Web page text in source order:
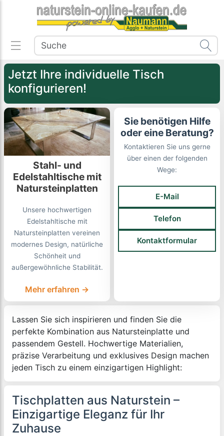
Jetzt Ihre individuelle Tisch
konfigurieren!
Stahl- und
Edelstahltische mit
Natursteinplatten
Unsere hochwertigen
Edelstahltische mit
Natursteinplatten vereinen
modernes Design, natürliche
Schönheit und
außergewöhnliche Stabilität.
Mehr erfahren →
Sie benötigen Hilfe
oder eine Beratung?
Kontaktieren Sie uns gerne
über einen der folgenden
Wege:
E-Mail
Telefon
Kontaktformular
Lassen Sie sich inspirieren und finden Sie die
perfekte Kombination aus Natursteinplatte und
passendem Gestell. Hochwertige Materialien,
präzise Verarbeitung und exklusives Design machen
jeden Tisch zu einem einzigartigen Highlight:
Tischplatten aus Naturstein –
Einzigartige Eleganz für Ihr
Zuhause